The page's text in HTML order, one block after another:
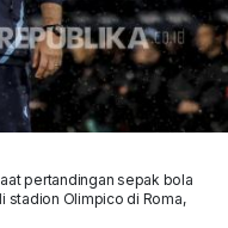
pertandingan sepak bola
stadion Olimpico di Roma,